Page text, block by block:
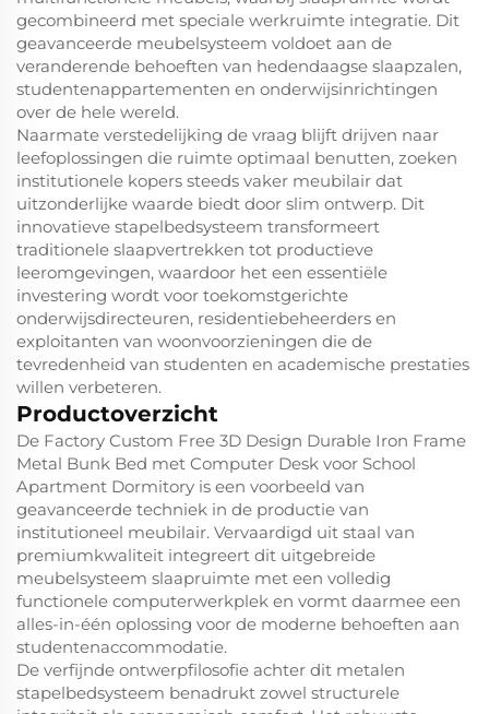
gecombineerd met speciale werkruimte integratie. Dit
geavanceerde meubelsysteem voldoet aan de
veranderende behoeften van hedendaagse slaapzalen,
studentenappartementen en onderwijsinrichtingen
over de hele wereld.
Naarmate verstedelijking de vraag blijft drijven naar
leefoplossingen die ruimte optimaal benutten, zoeken
institutionele kopers steeds vaker meubilair dat
uitzonderlijke waarde biedt door slim ontwerp. Dit
innovatieve stapelbedsysteem transformeert
traditionele slaapvertrekken tot productieve
leeromgevingen, waardoor het een essentiële
investering wordt voor toekomstgerichte
onderwijsdirecteuren, residentiebeheerders en
exploitanten van woonvoorzieningen die de
tevredenheid van studenten en academische prestaties
willen verbeteren.
Productoverzicht
De Factory Custom Free 3D Design Durable Iron Frame
Metal Bunk Bed met Computer Desk voor School
Apartment Dormitory is een voorbeeld van
geavanceerde techniek in de productie van
institutioneel meubilair. Vervaardigd uit staal van
premiumkwaliteit integreert dit uitgebreide
meubelsysteem slaapruimte met een volledig
functionele computerwerkplek en vormt daarmee een
alles-in-één oplossing voor de moderne behoeften aan
studentenaccommodatie.
De verfijnde ontwerpfilosofie achter dit metalen
stapelbedsysteem benadrukt zowel structurele